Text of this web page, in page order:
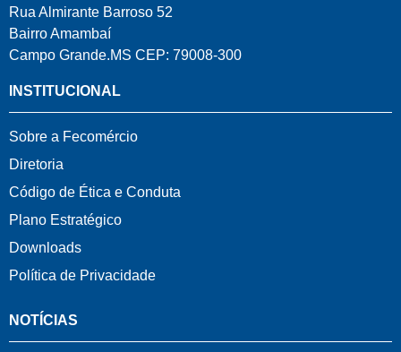
Rua Almirante Barroso 52
Bairro Amambaí
Campo Grande.MS CEP: 79008-300
INSTITUCIONAL
Sobre a Fecomércio
Diretoria
Código de Ética e Conduta
Plano Estratégico
Downloads
Política de Privacidade
NOTÍCIAS